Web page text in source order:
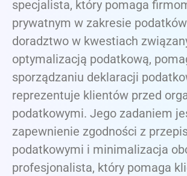
specjalista, który pomaga
prywatnym w zakresie
doradztwo w kwestiach
optymalizacją podatkową,
sporządzaniu deklaracji
reprezentuje klientów przed
podatkowymi. Jego zadaniem
zapewnienie zgodności z
podatkowymi i minimalizacja
profesjonalista, który pomaga